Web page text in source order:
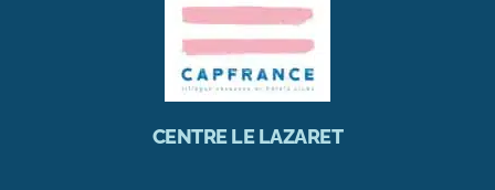
CENTRE LE LAZARET